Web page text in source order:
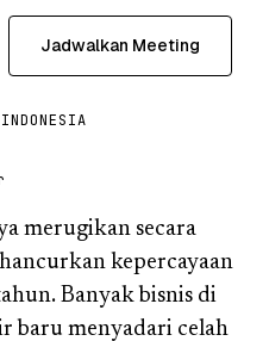
Jadwalkan Meeting
INDONESIA
merugikan secara
kepercayaan
Banyak bisnis di
baru menyadari celah